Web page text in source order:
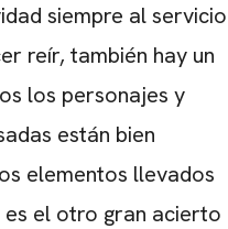
siempre al servicio
reír, también hay un
los personajes y
están bien
elementos llevados
el otro gran acierto